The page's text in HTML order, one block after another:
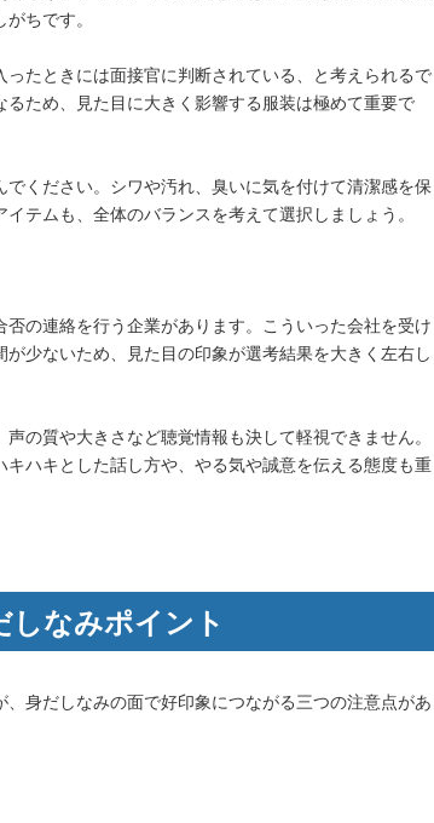
ちです。
たときには面接官に判断されている、と考えられるで
ため、見た目に大きく影響する服装は極めて重要で
ください。シワや汚れ、臭いに気を付けて清潔感を保
テムも、全体のバランスを考えて選択しましょう。
の連絡を行う企業があります。こういった会社を受け
少ないため、見た目の印象が選考結果を大きく左右し
の質や大きさなど聴覚情報も決して軽視できません。
ハキとした話し方や、やる気や誠意を伝える態度も重
しなみポイント
身だしなみの面で好印象につながる三つの注意点があ